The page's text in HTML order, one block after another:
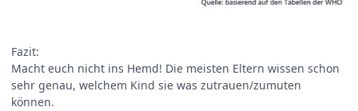
Fazit:
Macht euch nicht ins Hemd! Die meisten Eltern wissen schon
sehr genau, welchem Kind sie was zutrauen/zumuten
können.